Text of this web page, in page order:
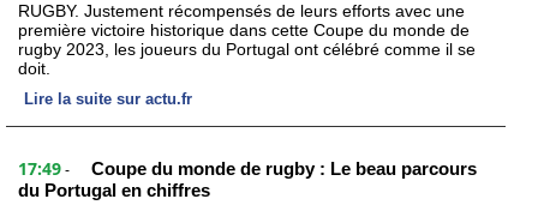
RUGBY. Justement récompensés de leurs efforts avec une
première victoire historique dans cette Coupe du monde de
rugby 2023, les joueurs du Portugal ont célébré comme il se
doit.
Lire la suite sur actu.fr
17:49 -
Coupe du monde de rugby : Le beau parcours
du Portugal en chiffres